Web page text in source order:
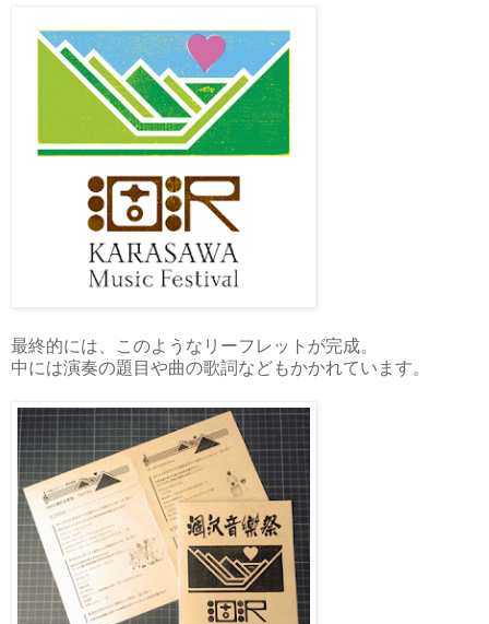
最終的には、このようなリーフレットが完成。
中には演奏の題目や曲の歌詞などもかかれています。